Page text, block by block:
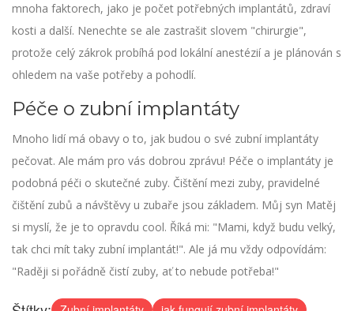
mnoha faktorech, jako je počet potřebných implantátů, zdraví
kosti a další. Nenechte se ale zastrašit slovem "chirurgie",
protože celý zákrok probíhá pod lokální anestézií a je plánován s
ohledem na vaše potřeby a pohodlí.
Péče o zubní implantáty
Mnoho lidí má obavy o to, jak budou o své zubní implantáty
pečovat. Ale mám pro vás dobrou zprávu! Péče o implantáty je
podobná péči o skutečné zuby. Čištění mezi zuby, pravidelné
čištění zubů a návštěvy u zubaře jsou základem. Můj syn Matěj
si myslí, že je to opravdu cool. Říká mi: "Mami, když budu velký,
tak chci mít taky zubní implantát!". Ale já mu vždy odpovídám:
"Raději si pořádně čistí zuby, ať to nebude potřeba!"